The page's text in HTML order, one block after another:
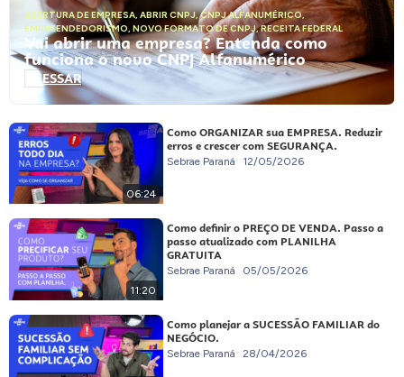
ABERTURA DE EMPRESA, ABRIR CNPJ,CNPJ ALFANUMÉRICO,
EMPREENDEDORISMO, NOVO FORMATO DE CNPJ,RECEITA FEDERAL
Vai abrir uma empresa? Entenda como
funciona o novo CNPJ Alfanumérico
ACESSAR
06:24
Como ORGANIZAR sua EMPRESA. Reduzir
erros e crescer com SEGURANÇA.
Sebrae Paraná 12/05/2026
11:20
Como definir o PREÇO DE VENDA. Passo a
passo atualizado com PLANILHA
GRATUITA
Sebrae Paraná 05/05/2026
Como planejar a SUCESSÃO FAMILIAR do
NEGÓCIO.
Sebrae Paraná 28/04/2026